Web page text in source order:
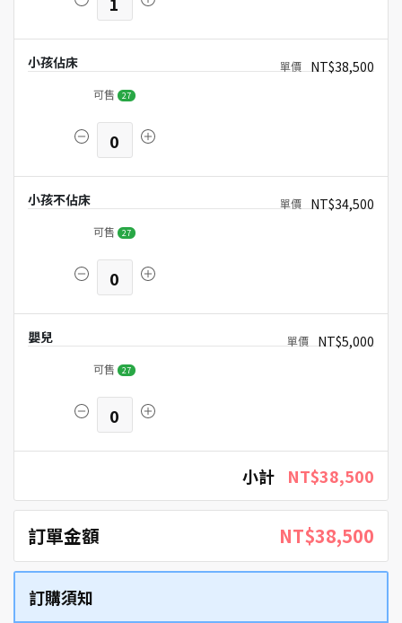
小孩佔床 NT$38,500
可售 27
0
小孩不佔床 NT$34,500
可售 27
0
嬰兒 NT$5,000
可售 27
0
小計 NT$38,500
訂單金額 NT$38,500
訂購須知